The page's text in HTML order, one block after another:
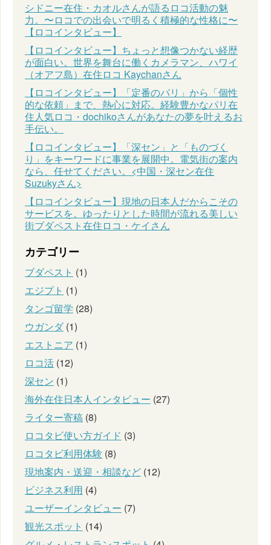
シドニー在住・カオルさんが語るロコ活動の魅
力。〜ロコでの出会いで明るく積極的な性格に〜
【ロコインタビュー】
【ロコインタビュー】ちょっと想像つかない経歴
が面白い。世界を舞台に働くカメラマン、ハワイ
（オアフ島）在住ロコ Kaychanさん
【ロコインタビュー】「定番のパリ」から「個性
的な依頼」まで、熱心に対応。経験豊かなパリ在
住人気ロコ・dochikoさんがあなたの夢を叶えるお
手伝い。
【ロコインタビュー】「深セン」と「ものづく
り」をキーワードに事業を展開中。電気街の案内
なら、任せてください。<中国・深セン在住
Suzukyさん>
【ロコインタビュー】現地の日本人だからこその
サービスを。ゆったりとした時間が流れる美しい
街ブダペスト在住ロコ・ケイさん
カテゴリー
ブダペスト (1)
エジプト (1)
タンゴ留学 (28)
ウガンダ(1)
エストニア (1)
ロコ活 (12)
深セン (1)
海外在住日本人インタビュー (27)
ライター寄稿 (8)
ロコタビ使い方ガイド (3)
ロコタビ利用体験 (8)
現地案内・送迎・相談など (12)
ビジネス利用 (4)
ユーザーインタビュー (7)
観光スポット (14)